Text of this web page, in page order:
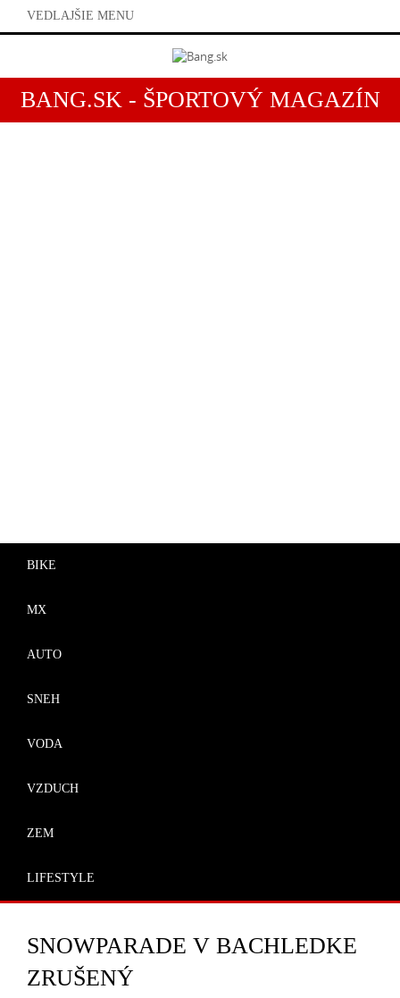
VEDLAJŠIE MENU
BANG.SK - ŠPORTOVÝ MAGAZÍN
BIKE
MX
AUTO
SNEH
VODA
VZDUCH
ZEM
LIFESTYLE
SNOWPARADE V BACHLEDKE
ZRUŠENÝ